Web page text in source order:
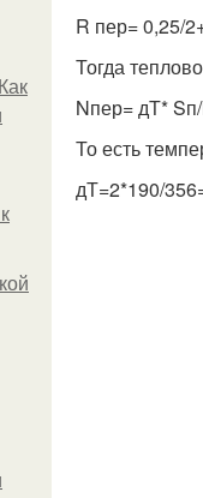
R пер= 0,25/
Тогда
Nпер= дТ*
То есть
дТ=2*190/